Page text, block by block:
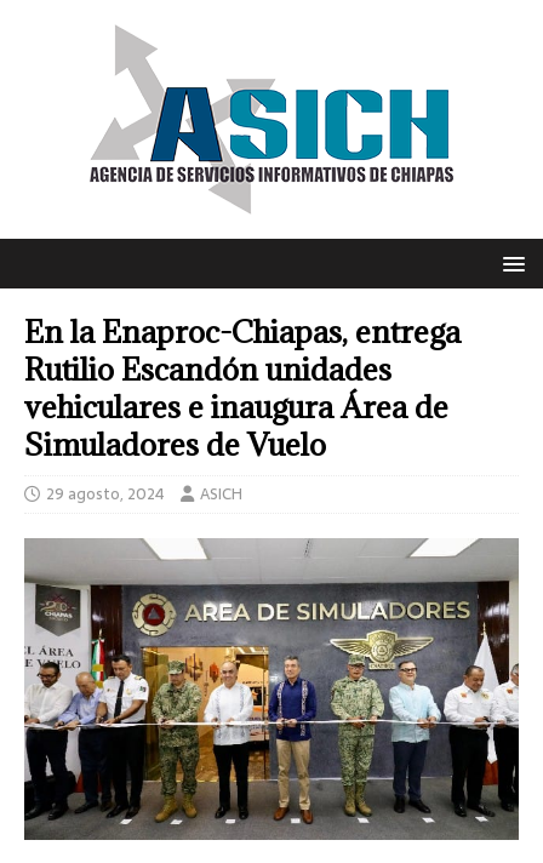
En la Enaproc-Chiapas, entrega
Rutilio Escandón unidades
vehiculares e inaugura Área de
Simuladores de Vuelo
29 agosto, 2024 ASICH